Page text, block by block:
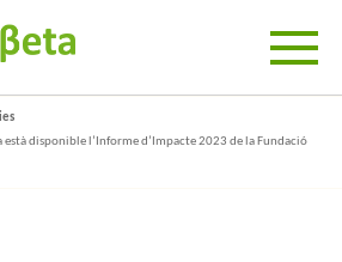
està disponible l’Informe d’Impacte 2023 de la Fundació